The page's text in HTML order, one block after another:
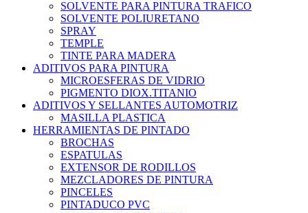
SOLVENTE PARA PINTURA TRAFICO
SOLVENTE POLIURETANO
SPRAY
TEMPLE
TINTE PARA MADERA
ADITIVOS PARA PINTURA
MICROESFERAS DE VIDRIO
PIGMENTO DIOX.TITANIO
ADITIVOS Y SELLANTES AUTOMOTRIZ
MASILLA PLASTICA
HERRAMIENTAS DE PINTADO
BROCHAS
ESPATULAS
EXTENSOR DE RODILLOS
MEZCLADORES DE PINTURA
PINCELES
PINTADUCO PVC